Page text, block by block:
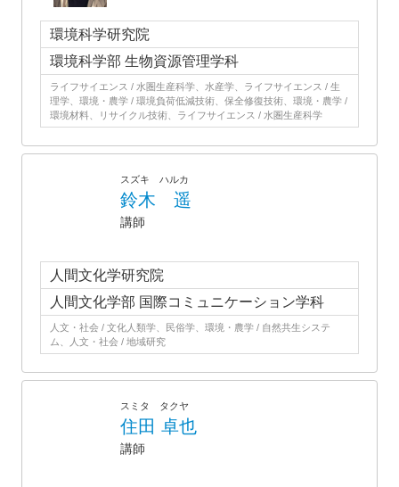
環境科学研究院
環境科学部 生物資源管理学科
ライフサイエンス / 水圏生産科学、水産学、ライフサイエンス / 生
理学、環境・農学 / 環境負荷低減技術、保全修復技術、環境・農学 /
環境材料、リサイクル技術、ライフサイエンス / 水圏生産科学
スズキ ハルカ
鈴木 遥
講師
人間文化学研究院
人間文化学部 国際コミュニケーション学科
人文・社会 / 文化人類学、民俗学、環境・農学 / 自然共生システ
ム、人文・社会 / 地域研究
スミタ タクヤ
住田 卓也
講師